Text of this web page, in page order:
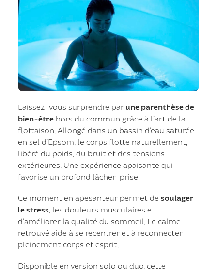
Laissez-vous surprendre par une parenthèse de
bien-être hors du commun grâce à l’art de la
flottaison. Allongé dans un bassin d’eau saturée
en sel d’Epsom, le corps flotte naturellement,
libéré du poids, du bruit et des tensions
extérieures. Une expérience apaisante qui
favorise un profond lâcher-prise.
Ce moment en apesanteur permet desoulager
le stress , les douleurs musculaires et
d’améliorer la qualité du sommeil. Le calme
retrouvé aide à se recentrer et à reconnecter
pleinement corps et esprit.
Disponible en version solo ou duo, cette